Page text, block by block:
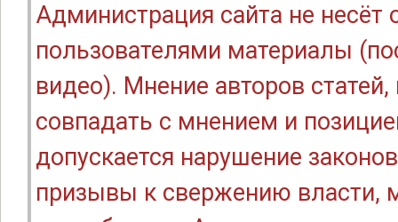
Администрация сайта не
пользователями материалы
видео). Мнение авторов
совпадать с мнением и
допускается нарушение
призывы к свержению власти,